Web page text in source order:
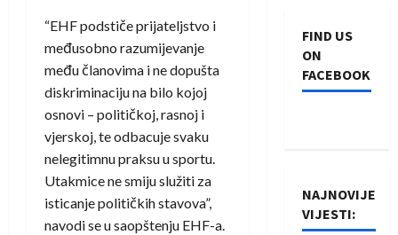
“EHF podstiče prijateljstvo i
međusobno razumijevanje
među članovima i ne dopušta
diskriminaciju na bilo kojoj
osnovi – političkoj, rasnoj i
vjerskoj, te odbacuje svaku
nelegitimnu praksu u sportu.
Utakmice ne smiju služiti za
isticanje političkih stavova”,
navodi se u saopštenju EHF-a.
FIND US
ON
FACEBOOK
NAJNOVIJE
VIJESTI: